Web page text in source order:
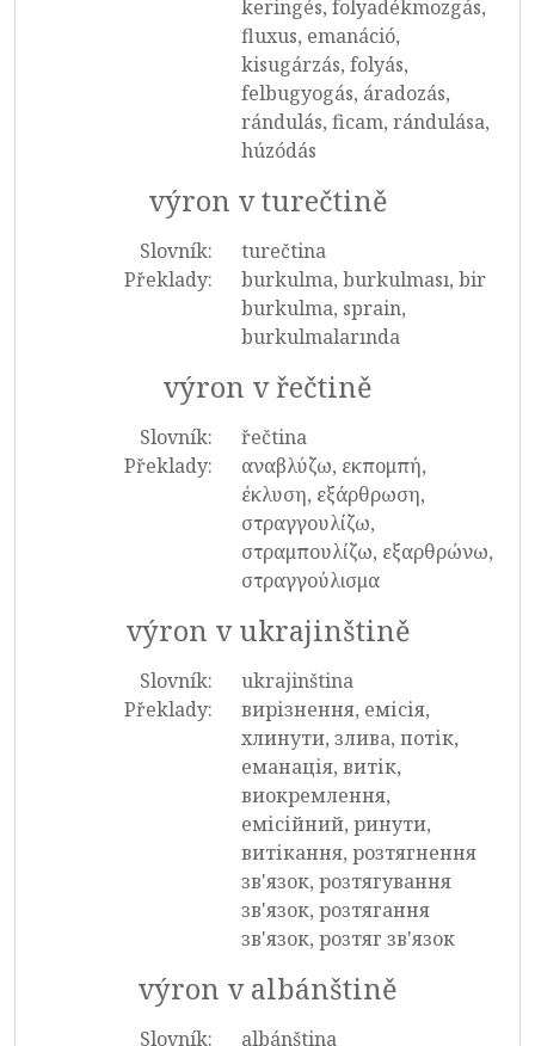
keringés, folyadékmozgás,
fluxus, emanáció,
kisugárzás, folyás,
felbugyogás, áradozás,
rándulás, ficam, rándulása,
húzódás
výron v turečtině
Slovník:
turečtina
Překlady:
burkulma, burkulması, bir
burkulma, sprain,
burkulmalarında
výron v řečtině
Slovník:
řečtina
Překlady:
αναβλύζω, εκπομπή,
έκλυση, εξάρθρωση,
στραγγουλίζω,
στραμπουλίζω, εξαρθρώνω,
στραγγούλισμα
výron v ukrajinštině
Slovník:
ukrajinština
Překlady:
вирізнення, емісія,
хлинути, злива, потік,
еманація, витік,
виокремлення,
емісійний, ринути,
витікання, розтягнення
зв'язок, розтягування
зв'язок, розтягання
зв'язок, розтяг зв'язок
výron v albánštině
Slovník: albánština